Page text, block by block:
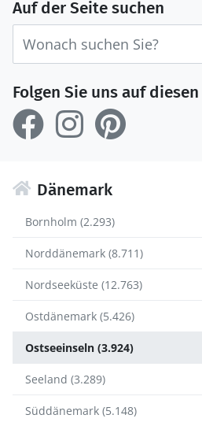
Auf der Seite suchen
Folgen Sie uns auf
Dänemark
Bornholm (2.293)
Norddänemark (8.711)
Nordseeküste (12.763)
Ostdänemark (5.426)
Ostseeinseln (3.924)
Seeland (3.289)
Süddänemark (5.148)